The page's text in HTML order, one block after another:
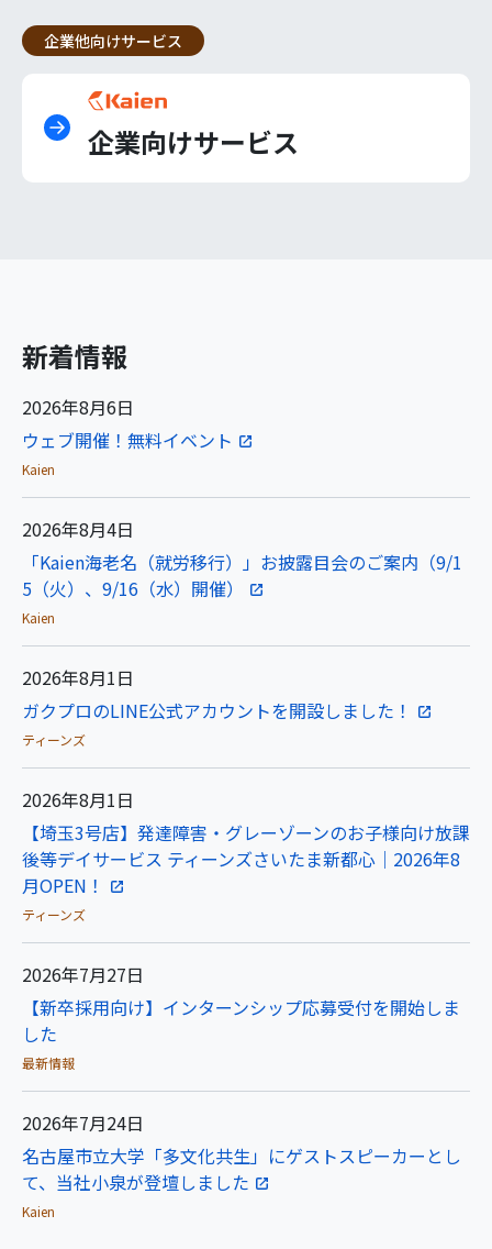
企業他向けサービス
企業向けサービス
新着情報
2026年8月6日
ウェブ開催！無料イベント
Kaien
2026年8月4日
「Kaien海老名（就労移行）」お披露目会のご案内（9/1
5（火）、9/16（水）開催）
Kaien
2026年8月1日
ガクプロのLINE公式アカウントを開設しました！
ティーンズ
2026年8月1日
【埼玉3号店】発達障害・グレーゾーンのお子様向け放課
後等デイサービス ティーンズさいたま新都心｜2026年8
月OPEN！
ティーンズ
2026年7月27日
【新卒採用向け】インターンシップ応募受付を開始しま
した
最新情報
2026年7月24日
名古屋市立大学「多文化共生」にゲストスピーカーとし
て、当社小泉が登壇しました
Kaien